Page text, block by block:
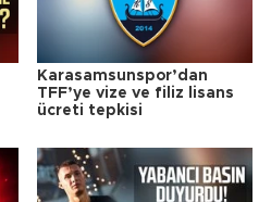
Karasamsunspor’dan
TFF’ye vize ve filiz lisans
ücreti tepkisi